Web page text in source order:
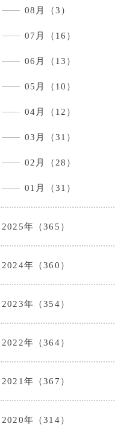
08月（3）
07月（16）
06月（13）
05月（10）
04月（12）
03月（31）
02月（28）
01月（31）
2025年（365）
2024年（360）
2023年（354）
2022年（364）
2021年（367）
2020年（314）